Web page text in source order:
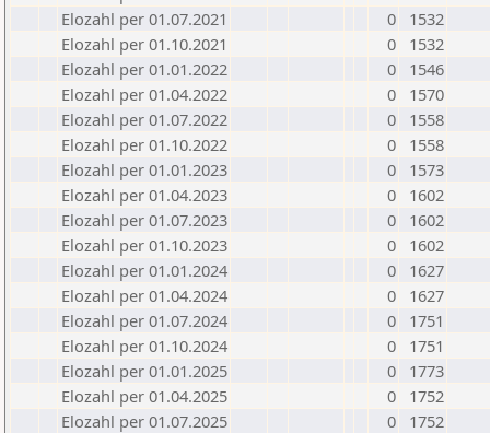
Elozahl per 01.07.2021
0
1532
Elozahl per 01.10.2021
0
1532
Elozahl per 01.01.2022
0
1546
Elozahl per 01.04.2022
0
1570
Elozahl per 01.07.2022
0
1558
Elozahl per 01.10.2022
0
1558
Elozahl per 01.01.2023
0
1573
Elozahl per 01.04.2023
0
1602
Elozahl per 01.07.2023
0
1602
Elozahl per 01.10.2023
0
1602
Elozahl per 01.01.2024
0
1627
Elozahl per 01.04.2024
0
1627
Elozahl per 01.07.2024
0
1751
Elozahl per 01.10.2024
0
1751
Elozahl per 01.01.2025
0
1773
Elozahl per 01.04.2025
0
1752
Elozahl per 01.07.2025
0
1752